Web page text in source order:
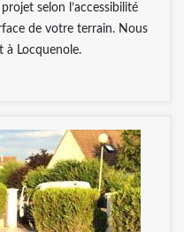
selon l’accessibilité
de votre terrain. Nous
à Locquenole.